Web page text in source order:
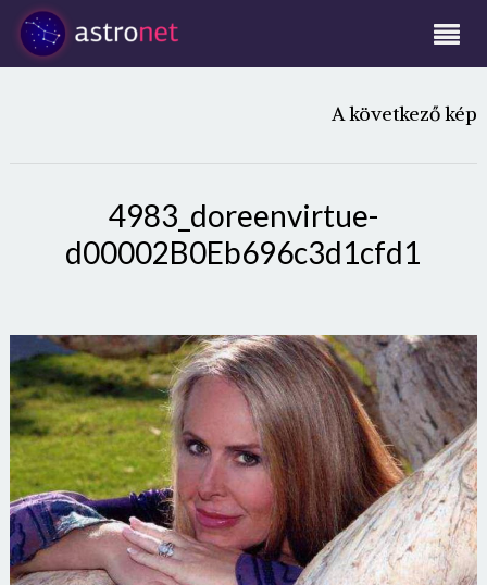
A következő kép
4983_doreenvirtue-
d00002B0Eb696c3d1cfd1